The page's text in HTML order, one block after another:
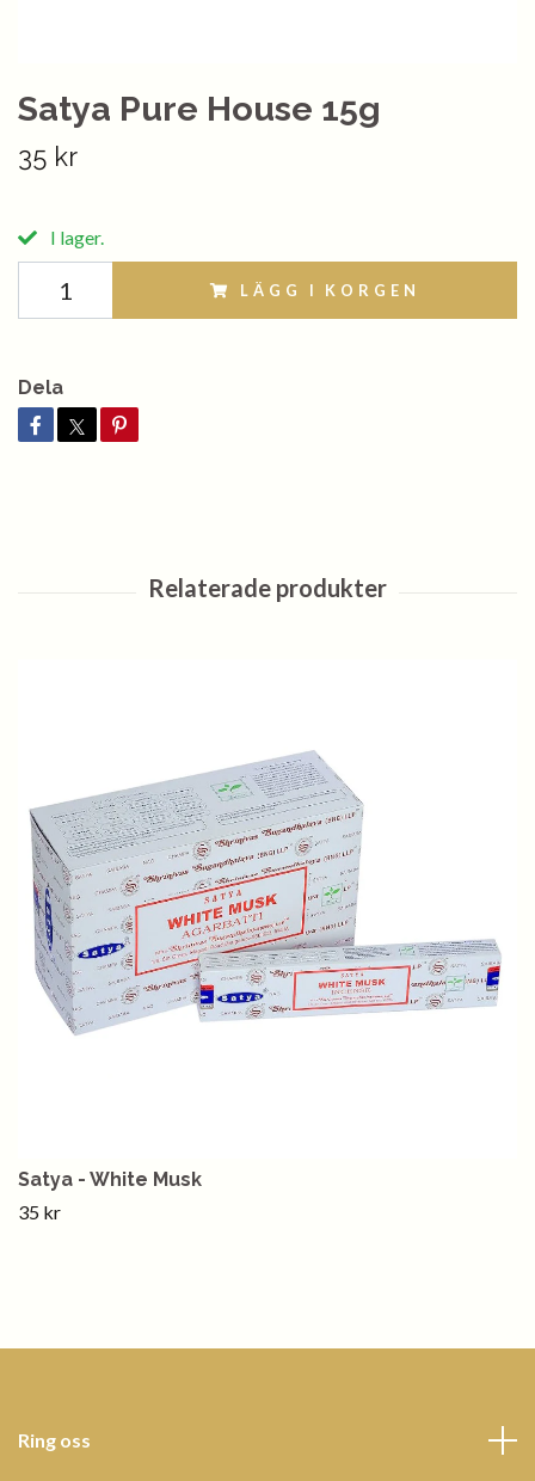
Satya Pure House 15g
35 kr
I lager.
LÄGG I KORGEN
Dela
Satya - White Musk
35 kr
Ring oss